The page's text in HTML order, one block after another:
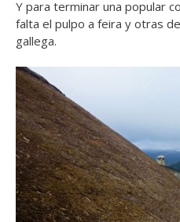
Y para terminar una popular
falta el pulpo a feira y otras
gallega.